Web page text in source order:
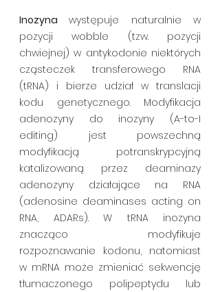
Inozyna występuje naturalnie w
pozycji wobble (tzw. pozycji
chwiejnej) w antykodonie niektórych
cząsteczek transferowego RNA
(tRNA) i bierze udział w translacji
kodu genetycznego. Modyfikacja
adenozyny do inozyny (A-to-I
editing) jest powszechną
modyfikacją potranskrypcyjną
katalizowaną przez deaminazy
adenozyny działające na RNA
(adenosine deaminases acting on
RNA, ADARs). W tRNA inozyna
znacząco modyfikuje
rozpoznawanie kodonu, natomiast
w mRNA może zmieniać sekwencję
tłumaczonego polipeptydu lub